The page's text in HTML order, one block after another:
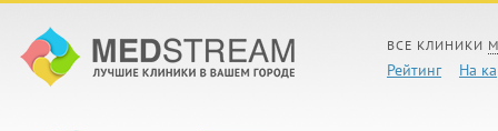
ВСЕ КЛИНИКИ
Рейтинг На